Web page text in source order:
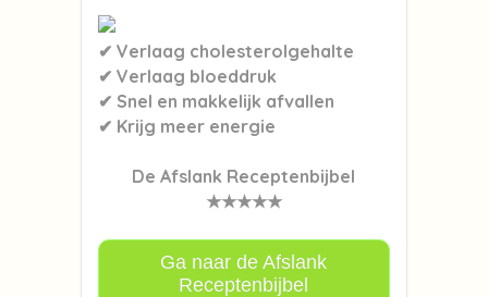
✔ Verlaag cholesterolgehalte
✔ Verlaag bloeddruk
✔ Snel en makkelijk afvallen
✔ Krijg meer energie
De Afslank Receptenbijbel
★★★★★
Ga naar de Afslank
Receptenbijbel